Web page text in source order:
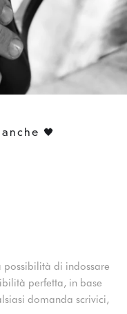
🖤
di indossare
perfetta, in base
domanda scrivici,